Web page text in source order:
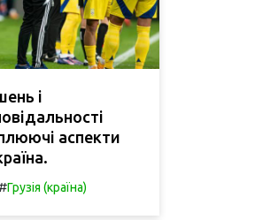
і
аспекти
Грузія (країна)